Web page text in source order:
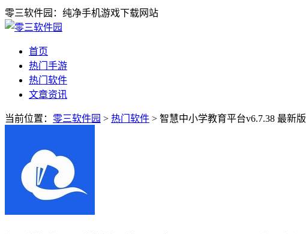
零三软件园：纯净手机游戏下载网站
首页
热门手游
热门软件
文章资讯
当前位置： 零三软件园 > 热门软件 > 智慧中小学教育平台v6.7.38 最新版